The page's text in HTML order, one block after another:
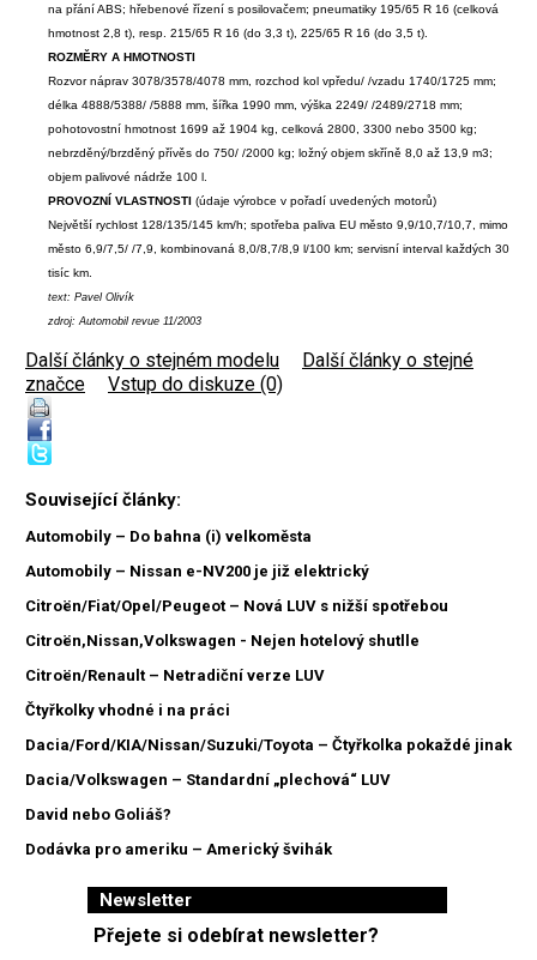
na přání ABS; hřebenové řízení s posilovačem; pneumatiky 195/65 R 16 (celková
hmotnost 2,8 t), resp. 215/65 R 16 (do 3,3 t), 225/65 R 16 (do 3,5 t).
ROZMĚRY A HMOTNOSTI
Rozvor náprav 3078/3578/4078 mm, rozchod kol vpředu/ /vzadu 1740/1725 mm;
délka 4888/5388/ /5888 mm, šířka 1990 mm, výška 2249/ /2489/2718 mm;
pohotovostní hmotnost 1699 až 1904 kg, celková 2800, 3300 nebo 3500 kg;
nebrzděný/brzděný přívěs do 750/ /2000 kg; ložný objem skříně 8,0 až 13,9 m3;
objem palivové nádrže 100 l.
PROVOZNÍ VLASTNOSTI (údaje výrobce v pořadí uvedených motorů)
Největší rychlost 128/135/145 km/h; spotřeba paliva EU město 9,9/10,7/10,7, mimo
město 6,9/7,5/ /7,9, kombinovaná 8,0/8,7/8,9 l/100 km; servisní interval každých 30
tisíc km.
text: Pavel Olivík
zdroj: Automobil revue 11/2003
Další články o stejném modelu
Další články o stejné
značce
Vstup do diskuze (0)
Související články:
Automobily – Do bahna (i) velkoměsta
Automobily – Nissan e-NV200 je již elektrický
Citroën/Fiat/Opel/Peugeot – Nová LUV s nižší spotřebou
Citroën,Nissan,Volkswagen - Nejen hotelový shutlle
Citroën/Renault – Netradiční verze LUV
Čtyřkolky vhodné i na práci
Dacia/Ford/KIA/Nissan/Suzuki/Toyota – Čtyřkolka pokaždé jinak
Dacia/Volkswagen – Standardní „plechová“ LUV
David nebo Goliáš?
Dodávka pro ameriku – Americký švihák
Newsletter
Přejete si odebírat newsletter?